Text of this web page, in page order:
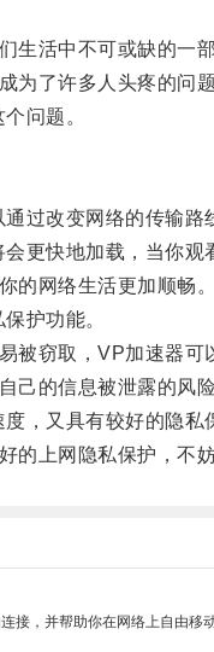
活中不可或缺的一部
了许多人头疼的问题
问题。
改变网络的传输路
快地加载，当你观
网络生活更加顺畅。
护功能。
窃取，VP加速器可
的信息被泄露的风险
又具有较好的隐私
上网隐私保护，不妨
接，并帮助你在网络上自由移动